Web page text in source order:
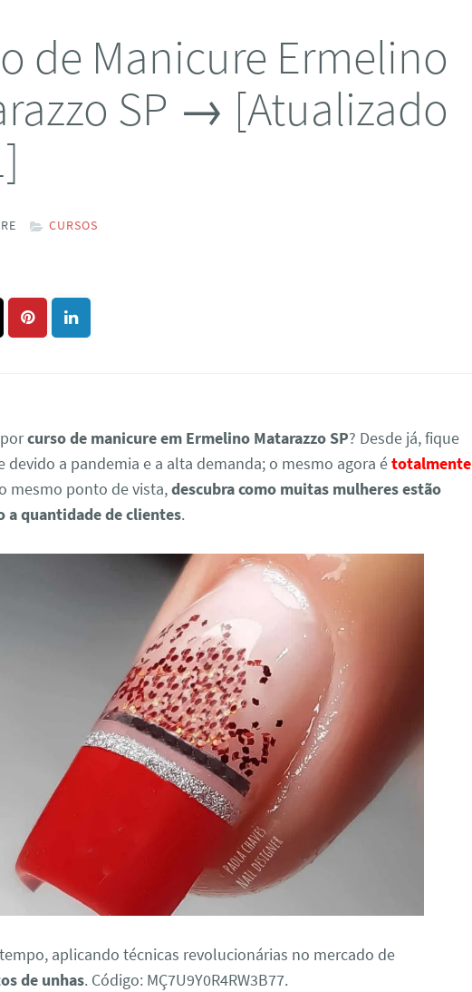
de Manicure Ermelino
SP → [Atualizado
CURSOS
porcurso de manicure em Ermelino Matarazzo SP? Desde já, fique
devido a pandemia e a alta demanda; o mesmo agora étotalmente
mesmo ponto de vista,descubra como muitas mulheres estão
a quantidade de clientes.
aplicando técnicas revolucionárias no mercado de
de unhas. Código: MÇ7U9Y0R4RW3B77.